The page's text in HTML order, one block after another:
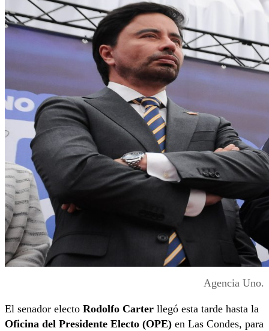
Agencia Uno.
El senador electo Rodolfo Carter llegó esta tarde hasta la
Oficina del Presidente Electo (OPE) en Las Condes, para